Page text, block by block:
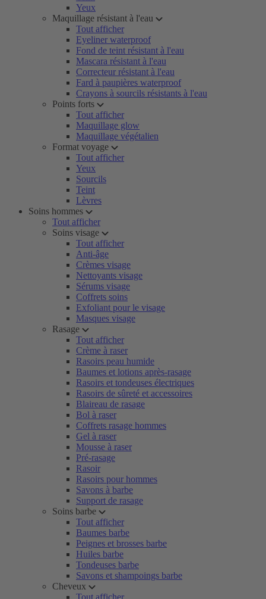
Yeux
Maquillage résistant à l'eau
Tout afficher
Eyeliner waterproof
Fond de teint résistant à l'eau
Mascara résistant à l'eau
Correcteur résistant à l'eau
Fard à paupières waterproof
Crayons à sourcils résistants à l'eau
Points forts
Tout afficher
Maquillage glow
Maquillage végétalien
Format voyage
Tout afficher
Yeux
Sourcils
Teint
Lèvres
Soins hommes
Tout afficher
Soins visage
Tout afficher
Anti-âge
Crèmes visage
Nettoyants visage
Sérums visage
Coffrets soins
Exfoliant pour le visage
Masques visage
Rasage
Tout afficher
Crème à raser
Rasoirs peau humide
Baumes et lotions après-rasage
Rasoirs et tondeuses électriques
Rasoirs de sûreté et accessoires
Blaireau de rasage
Bol à raser
Coffrets rasage hommes
Gel à raser
Mousse à raser
Pré-rasage
Rasoir
Rasoirs pour hommes
Savons à barbe
Support de rasage
Soins barbe
Tout afficher
Baumes barbe
Peignes et brosses barbe
Huiles barbe
Tondeuses barbe
Savons et shampoings barbe
Cheveux
Tout afficher